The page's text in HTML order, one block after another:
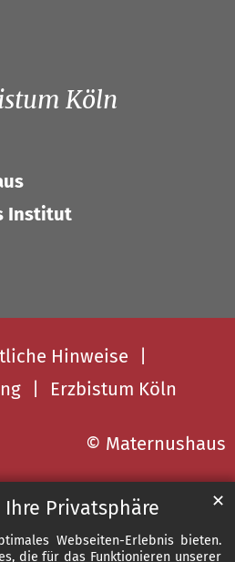
Privatsphäre
Webseiten-Erlebnis bieten.
die für das Funktionieren unserer
✕
Köln
Institut
Hinweise
Erzbistum Köln
© Maternushaus